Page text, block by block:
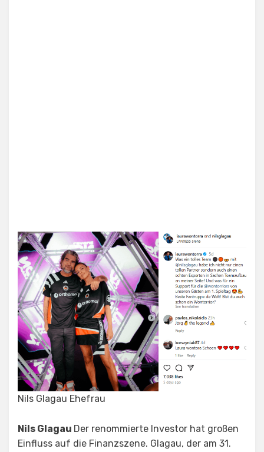
Nils Glagau Ehefrau
Nils Glagau Der renommierte Investor hat großen
Einfluss auf die Finanzszene. Glagau, der am 31.